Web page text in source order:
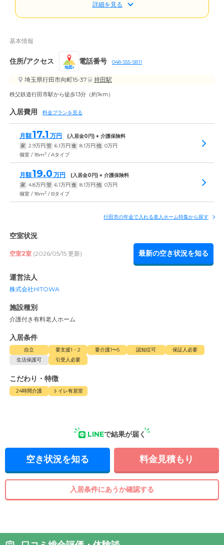
詳細を見る
基本情報
住所/アクセス
地図
電話番号 048-555-5811
埼玉県行田市向町15-37 持田駅
秩父鉄道行田市駅から徒歩13分（約1km）
入居費用 料金プランを見る
月額17.1 万円 (入居金0円) + 介護保険料
家 2.9万円 管 6.1万円 食 8.1万円 他 0万円
個室 / 18m2 / Aタイプ
月額19.0 万円 (入居金0円) + 介護保険料
家 4.8万円 管 6.1万円 食 8.1万円 他 0万円
個室 / 18m2 / Bタイプ
行田市の年金で入れる老人ホーム特集から探す
空室状況
空室2室 (2026/05/15 更新) 最新の空き状況を知る
運営法人
株式会社HITOWA
施設種別
介護付き有料老人ホーム
入居条件
自立 要支援1・2 要介護1〜5 認知症可
保証人必要
生活保護可
引受人必要
こだわり・特徴
24時間介護 トイレ有居室
LINEで結果が届く
空き状況を知る 料金見積もり
入居条件にあうか確認する